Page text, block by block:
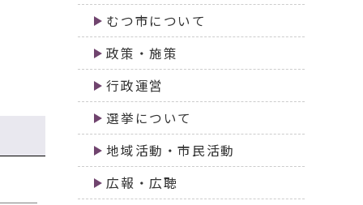
むつ市について
政策・施策
行政運営
選挙について
地域活動・市民活動
広報・広聴